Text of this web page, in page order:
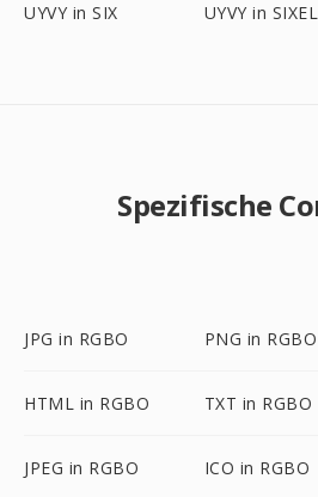
UYVY in SIX UYVY in SIXEL
Spezifische
JPG in RGBO PNG in RGBO
HTML in RGBO TXT in RGBO
JPEG in RGBO ICO in RGBO